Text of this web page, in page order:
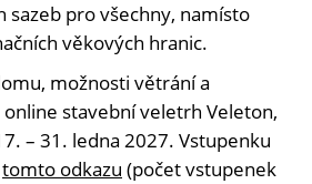
sazeb pro všechny, namísto
věkových hranic.
možnosti větrání a
stavební veletrh Veleton,
– 31. ledna 2027. Vstupenku
tomto odkazu (počet vstupenek